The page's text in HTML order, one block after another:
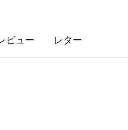
ビュー レター